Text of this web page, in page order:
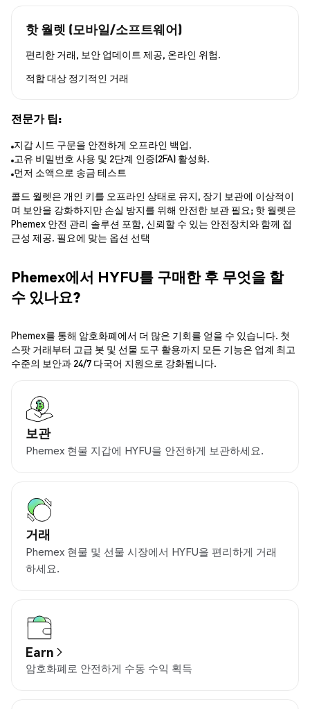
핫 월렛 (모바일/소프트웨어)
편리한 거래, 보안 업데이트 제공, 온라인 위험.
적합 대상 정기적인 거래
전문가 팁:
지갑 시드 구문을 안전하게 오프라인 백업.
고유 비밀번호 사용 및 2단계 인증(2FA) 활성화.
먼저 소액으로 송금 테스트
콜드 월렛은 개인 키를 오프라인 상태로 유지, 장기 보관에 이상적이
며 보안을 강화하지만 손실 방지를 위해 안전한 보관 필요; 핫 월렛은
Phemex 안전 관리 솔루션 포함, 신뢰할 수 있는 안전장치와 함께 접
근성 제공. 필요에 맞는 옵션 선택
Phemex에서 HYFU를 구매한 후 무엇을 할
수 있나요?
Phemex를 통해 암호화폐에서 더 많은 기회를 얻을 수 있습니다. 첫
스팟 거래부터 고급 봇 및 선물 도구 활용까지 모든 기능은 업계 최고
수준의 보안과 24/7 다국어 지원으로 강화됩니다.
보관
Phemex 현물 지갑에 HYFU을 안전하게 보관하세요.
거래
Phemex 현물 및 선물 시장에서 HYFU을 편리하게 거래
하세요.
Earn
암호화폐로 안전하게 수동 수익 획득